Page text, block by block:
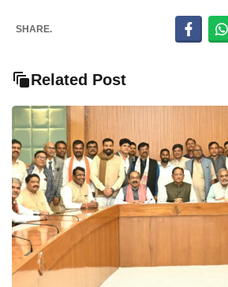
SHARE.
Related Post